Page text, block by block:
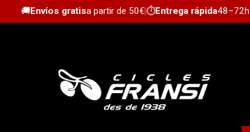
🚚Envíos gratisa partir de 50€|⏱️Entrega rápida48–72h